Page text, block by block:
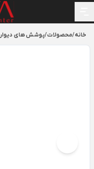
خانه/محصولات/پوشش های دیوار